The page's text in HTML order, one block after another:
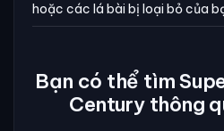
hoặc các lá bài bị loại bỏ của
Bạn có thể tìm
Century thông